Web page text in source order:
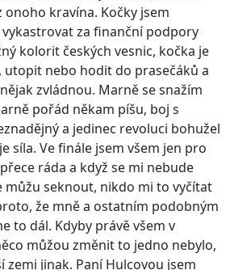
kravína. Kočky jsem
za finanční podpory
kolorit českých vesnic, kočka je
utopit nebo hodit do prasečáků a
zvládnou. Marně se snažím
pořád někam píšu, boj s
a jedinec revoluci bohužel
síla. Ve finále jsem všem jen pro
ráda a když se mi nebude
můžu seknout, nikdo mi to vyčítat
že mně a ostatním podobným
to dál. Kdyby právě všem v
můžou změnit to jedno nebylo,
zemi jinak. Paní Hulcovou jsem